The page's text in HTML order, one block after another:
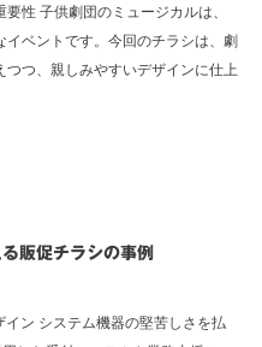
性 子供劇団のミュージカルは、
ベントです。今回のチラシは、劇
つ、親しみやすいデザインに仕上
販促チラシの事例
ン システム機器の堅苦しさを払